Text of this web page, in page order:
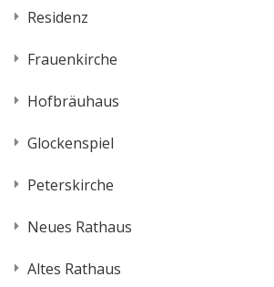
Residenz
Frauenkirche
Hofbräuhaus
Glockenspiel
Peterskirche
Neues Rathaus
Altes Rathaus